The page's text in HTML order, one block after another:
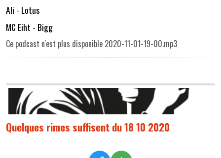
Ali - Lotus
MC Eiht - Bigg
Ce podcast n'est plus disponible 2020-11-01-19-00.mp3
Quelques rimes suffisent du 18 10 2020